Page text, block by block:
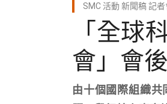
SMC 活動 新聞稿記者
「全球
會」會
由十個國際組織共